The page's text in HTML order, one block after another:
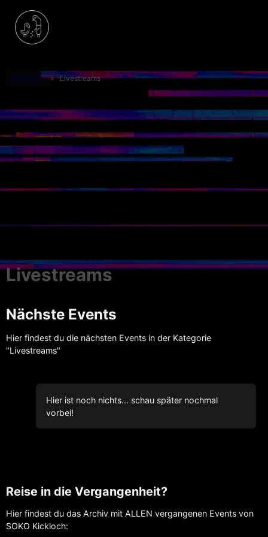
Startseite » Livestreams
Livestreams
Nächste Events
Hier findest du die nächsten Events in der Kategorie
"Livestreams"
Hier ist noch nichts... schau später nochmal
vorbei!
Reise in die Vergangenheit?
Hier findest du das Archiv mit ALLEN vergangenen Events von
SOKO Kickloch: